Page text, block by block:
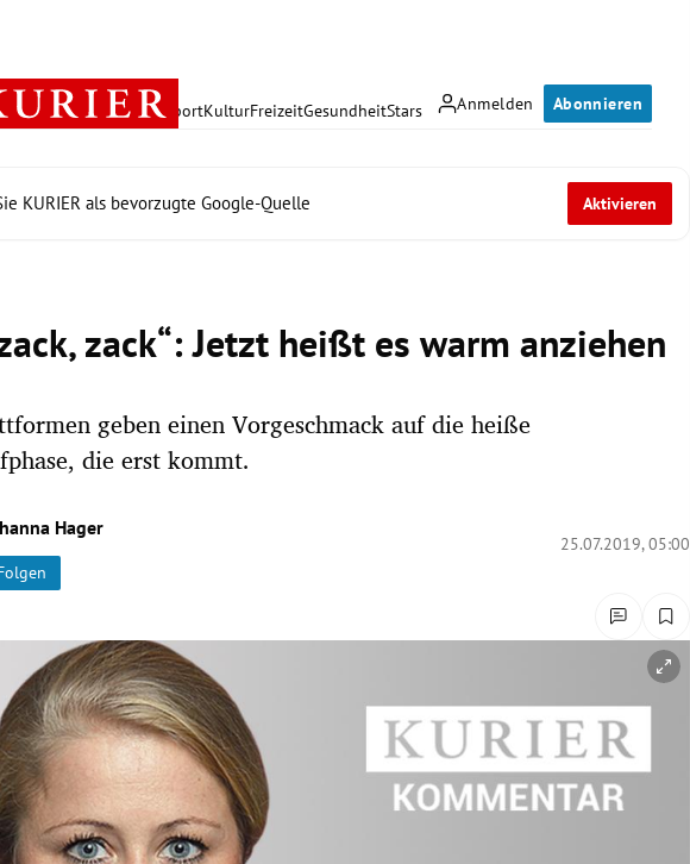
Anmelden Abonnieren
PolitikWirtschaft SportKulturFreizeitGesundheitStars
KURIER als bevorzugte Google-Quelle Aktivieren
zack“: Jetzt heißt es warm anziehen
geben einen Vorgeschmack auf die heiße
die erst kommt.
Hager
25.07.2019, 05:00
öffnen/schließen